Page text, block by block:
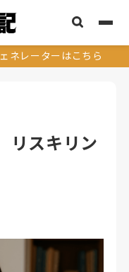
ネレーターはこちら
スキリン